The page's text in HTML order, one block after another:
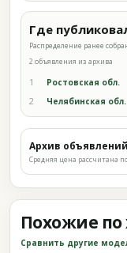
Где
Распределение ранее
2 объявления из архива
1 Ростовская обл.
2 Челябинская обл.
Архив объявлений
Средняя цена рассчитана
Похожие по
Сравнить другие